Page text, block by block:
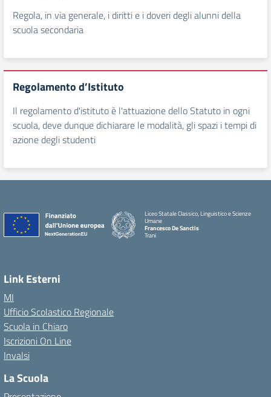
Regola, in via generale, i diritti e i doveri degli alunni della
scuola secondaria
Regolamento d’Istituto
Il regolamento d'istituto è l'attuazione dello Statuto in ogni
scuola, deve dunque dichiarare le modalità, gli spazi i tempi di
azione degli studenti
Liceo Statale Classico, Linguistico e Scienze
Umane
Francesco De Sanctis
Trani
Link Esterni
MI
Ufficio Scolastico Regionale
Scuola in Chiaro
Iscrizioni On Line
Invalsi
La Scuola